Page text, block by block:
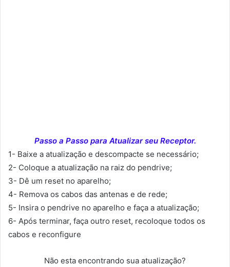
Passo a Passo para Atualizar seu Receptor.
1- Baixe a atualização e descompacte se necessário;
2- Coloque a atualização na raiz do pendrive;
3- Dê um reset no aparelho;
4- Remova os cabos das antenas e de rede;
5- Insira o pendrive no aparelho e faça a atualização;
6- Após terminar, faça outro reset, recoloque todos os
cabos e reconfigure
Não esta encontrando sua atualização?